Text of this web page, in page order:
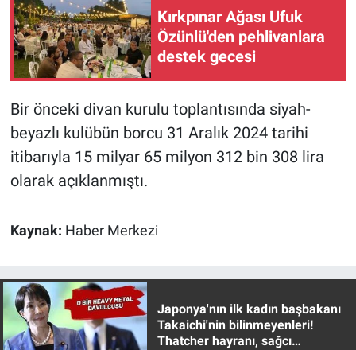
Kırkpınar Ağası Ufuk
Özünlü'den pehlivanlara
destek gecesi
Bir önceki divan kurulu toplantısında siyah-
beyazlı kulübün borcu 31 Aralık 2024 tarihi
itibarıyla 15 milyar 65 milyon 312 bin 308 lira
olarak açıklanmıştı.
Kaynak: Haber Merkezi
Japonya'nın ilk kadın başbakanı
Takaichi'nin bilinmeyenleri!
Thatcher hayranı, sağcı
Koronavirüs
Kültür Sanat
Nedir
Popüler
Spor
Teknoloji